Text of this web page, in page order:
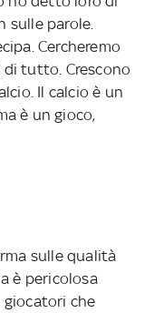
sulle parole.
Cercheremo
tutto. Crescono
Il calcio è un
è un gioco,
sulle qualità
è pericolosa
che